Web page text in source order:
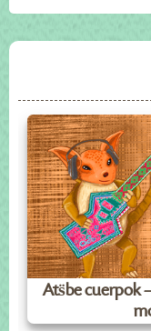
Ats̈be cuerpok